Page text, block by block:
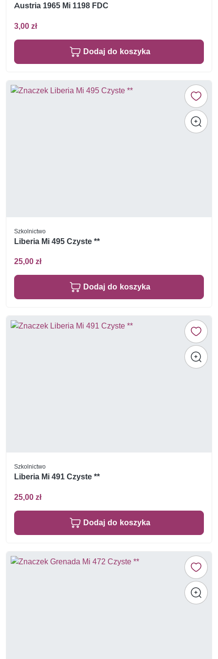
Austria 1965 Mi 1198 FDC
3,00 zł
Dodaj do koszyka
Szkolnictwo
Liberia Mi 495 Czyste **
25,00 zł
Dodaj do koszyka
Szkolnictwo
Liberia Mi 491 Czyste **
25,00 zł
Dodaj do koszyka